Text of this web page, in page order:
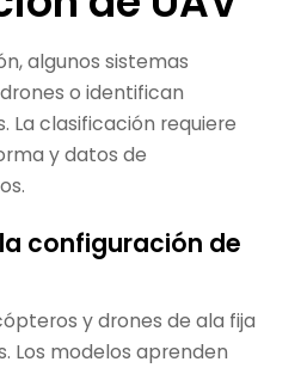
algunos sistemas
o identifican
La clasificación requiere
y datos de
configuración de
y drones de ala fija
Los modelos aprenden